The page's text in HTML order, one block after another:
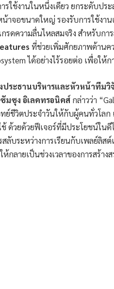
รใช้งานในหนึ่งเดียว ยกระดับปร
าจอขนาดใหญ่ รองรับการใช้งา
รดความลื่นไหลสมจริง สำหรับกา
ที่ช่วยเพิ่มศักยภาพด้านค
ได้อย่างไร้รอยต่อ เพื่อให้
ประธานบริหารและหัวหน้าทีม
มซุง อิเลคทรอนิคส์ กล่าวว่า
ย์ชีวิตประจำวันให้กับผู้คนทั่วโลก
ด้วยด้วยฟีเจอร์ที่มีประโยชน์ใน
สลับระหว่างการเรียนกับเพลย์ลิส
ห้กลายเป็นช่วงเวลาของการสร้าง